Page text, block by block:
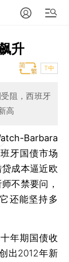
升
T中
阻，西班牙
高
Barbara
牙国债市场
成本逼近欧
不禁要问，
还能坚持多
年期国债收
出2012年新